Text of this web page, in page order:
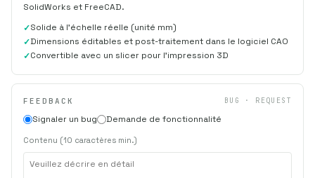
SolidWorks et FreeCAD.
Solide à l'échelle réelle (unité mm)
Dimensions éditables et post-traitement dans le logiciel CAO
Convertible avec un slicer pour l'impression 3D
FEEDBACK BUG · REQUEST
Signaler un bug Demande de fonctionnalité
Contenu (10 caractères min.)